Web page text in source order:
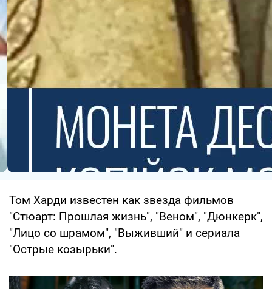
Том Харди известен как звезда фильмов
"Стюарт: Прошлая жизнь", "Веном", "Дюнкерк",
"Лицо со шрамом", "Выживший" и сериала
"Острые козырьки".